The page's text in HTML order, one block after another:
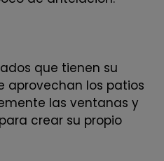
que tienen su
aprovechan los patios
las ventanas y
crear su propio